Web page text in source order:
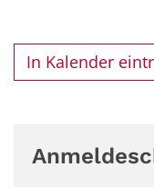
In Kalender